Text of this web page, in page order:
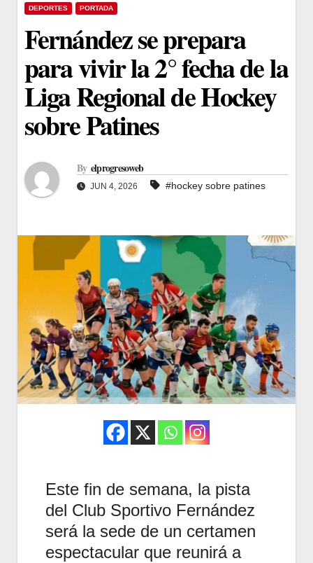
DEPORTES PORTADA
Fernández se prepara
para vivir la 2° fecha de la
Liga Regional de Hockey
sobre Patines
By elprogresoweb
JUN 4, 2026 #hockey sobre patines
Este fin de semana, la pista
del Club Sportivo Fernández
será la sede de un certamen
espectacular que reunirá a